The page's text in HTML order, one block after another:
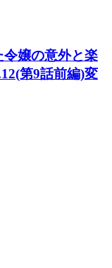
令嬢の意外と楽
第9話前編)変